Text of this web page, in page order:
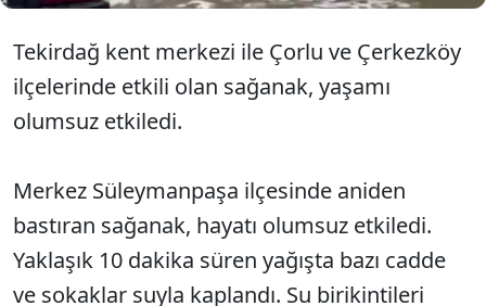
Tekirdağ kent merkezi ile Çorlu ve Çerkezköy
ilçelerinde etkili olan sağanak, yaşamı
olumsuz etkiledi.
Merkez Süleymanpaşa ilçesinde aniden
bastıran sağanak, hayatı olumsuz etkiledi.
Yaklaşık 10 dakika süren yağışta bazı cadde
ve sokaklar suyla kaplandı. Su birikintileri